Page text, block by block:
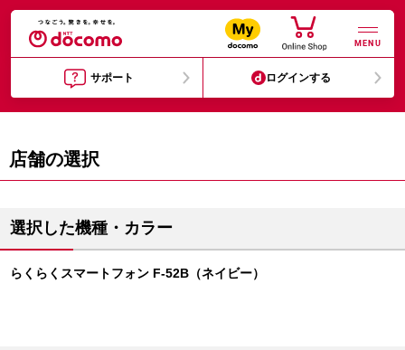
MENU
サポート ログインする
店舗の選択
選択した機種・カラー
らくらくスマートフォン F-52B（ネイビー）